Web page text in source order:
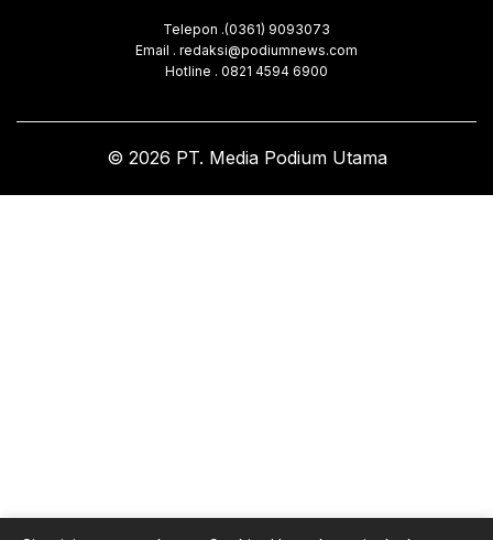
Telepon .(0361) 9093073
Email . redaksi@podiumnews.com
Hotline . 0821 4594 6900
© 2026 PT. Media Podium Utama